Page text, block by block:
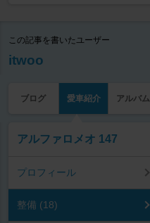
この記事を書いたユーザー
itwoo
ブログ 愛車紹介 アルバム
アルファロメオ 147
プロフィール
整備 (18)